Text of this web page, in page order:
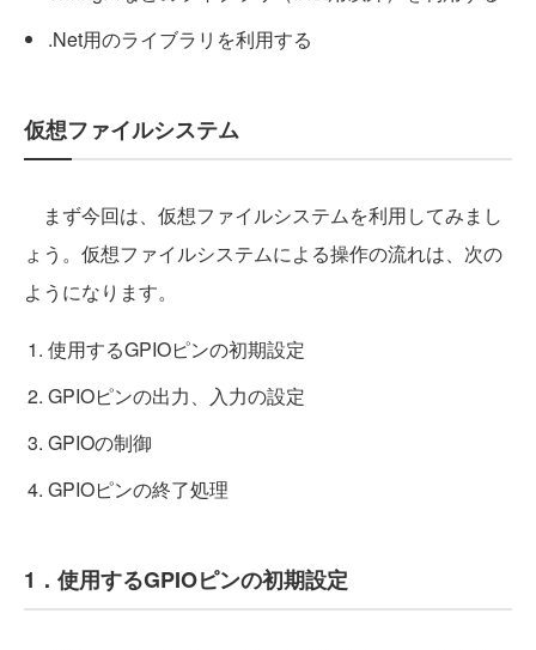
.Net用のライブラリを利用する
仮想ファイルシステム
まず今回は、仮想ファイルシステムを利用してみまし
ょう。仮想ファイルシステムによる操作の流れは、次の
ようになります。
使用するGPIOピンの初期設定
GPIOピンの出力、入力の設定
GPIOの制御
GPIOピンの終了処理
1．使用するGPIOピンの初期設定